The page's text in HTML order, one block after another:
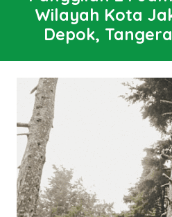
Wilayah Kota
Depok,